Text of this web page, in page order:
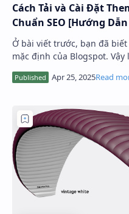
Cách Tải và Cài Đặt
Chuẩn SEO [Hướng
Ở bài viết trước, bạn đã
mặc định của Blogspot.